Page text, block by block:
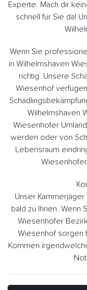
Experte. Mach dir
schnell für Sie da!
Wenn Sie
in Wilhelmshaven
richtig. Unsere
Wiesenhof
Wilhelmshaven
Wiesenhofer
werden oder von
Lebensraum
Unser
bald zu Ihnen. Wenn
Wiesenhofer
Wiesenhof sorgen
Kommen